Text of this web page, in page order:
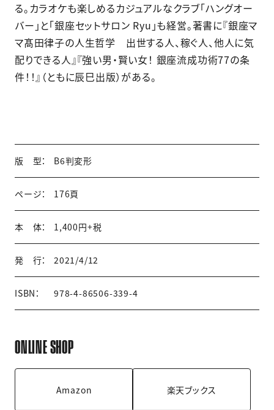
る。カラオケも楽しめるカジュアルなクラブ「ハングオー
バー」と「銀座セットサロン Ryu」も経営。著書に『銀座マ
マ髙田律子の人生哲学 出世する人、稼ぐ人、他人に気
配りできる人』『強い男・賢い女！ 銀座流成功術77の条
件！！』（ともに辰巳出版）がある。
版 型： B6判変形
ページ： 176頁
本 体： 1,400円+税
発 行： 2021/4/12
ISBN： 978-4-86506-339-4
ONLINE SHOP
Amazon 楽天ブックス